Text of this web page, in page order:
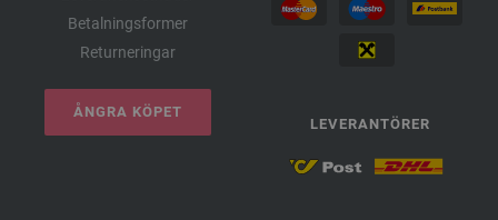
Betalningsformer
Returneringar
ÅNGRA KÖPET
LEVERANTÖRER